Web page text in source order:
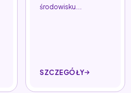
środowisku...
SZCZEGÓŁY